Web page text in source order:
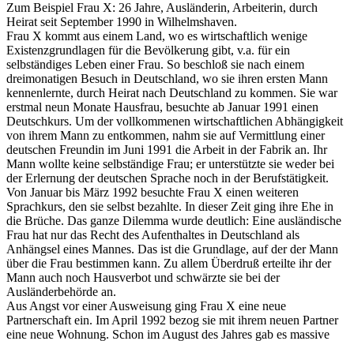
Zum Beispiel Frau X: 26 Jahre, Ausländerin, Arbeiterin, durch
Heirat seit September 1990 in Wilhelmshaven.
Frau X kommt aus einem Land, wo es wirtschaftlich wenige
Existenzgrundlagen für die Bevölkerung gibt, v.a. für ein
selbständiges Leben einer Frau. So beschloß sie nach einem
dreimonatigen Besuch in Deutschland, wo sie ihren ersten Mann
kennenlernte, durch Heirat nach Deutschland zu kommen. Sie war
erstmal neun Monate Hausfrau, besuchte ab Januar 1991 einen
Deutschkurs. Um der vollkommenen wirtschaftlichen Abhängigkeit
von ihrem Mann zu entkommen, nahm sie auf Vermittlung einer
deutschen Freundin im Juni 1991 die Arbeit in der Fabrik an. Ihr
Mann wollte keine selbständige Frau; er unterstützte sie weder bei
der Erlernung der deutschen Sprache noch in der Berufstätigkeit.
Von Januar bis März 1992 besuchte Frau X einen weiteren
Sprachkurs, den sie selbst bezahlte. In dieser Zeit ging ihre Ehe in
die Brüche. Das ganze Dilemma wurde deutlich: Eine ausländische
Frau hat nur das Recht des Aufenthaltes in Deutschland als
Anhängsel eines Mannes. Das ist die Grundlage, auf der der Mann
über die Frau bestimmen kann. Zu allem Überdruß erteilte ihr der
Mann auch noch Hausverbot und schwärzte sie bei der
Ausländerbehörde an.
Aus Angst vor einer Ausweisung ging Frau X eine neue
Partnerschaft ein. Im April 1992 bezog sie mit ihrem neuen Partner
eine neue Wohnung. Schon im August des Jahres gab es massive